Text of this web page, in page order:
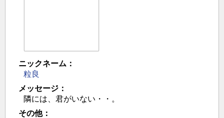
ニックネーム：
粒良
メッセージ：
隣には、君がいない・・。
その他：